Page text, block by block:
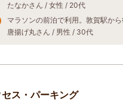
たなかさん / 女性 / 20代
唐揚げ丸さん / 男性 / 30代
セス・パーキング